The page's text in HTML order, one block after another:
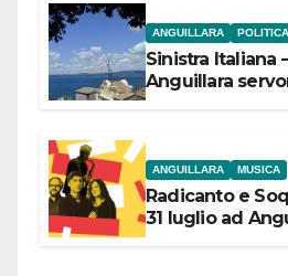
ANGUILLARA POLITICA
Sinistra Italiana
Anguillara
ANGUILLARA MUSICA
Radicanto e
31 luglio ad